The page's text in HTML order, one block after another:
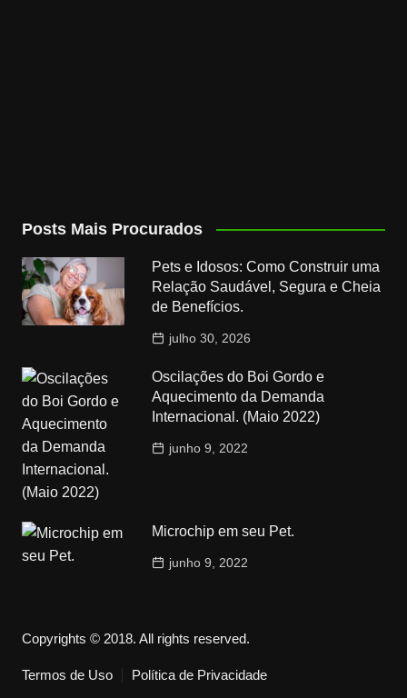
Posts Mais Procurados
Pets e Idosos: Como Construir uma
Relação Saudável, Segura e Cheia
de Benefícios.
julho 30, 2026
Oscilações do Boi Gordo e
Aquecimento da Demanda
Internacional. (Maio 2022)
junho 9, 2022
Microchip em seu Pet.
junho 9, 2022
Copyrights © 2018. All rights reserved.
Termos de Uso Política de Privacidade